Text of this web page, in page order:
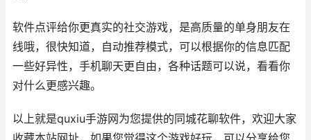
软件点评给你更真实的社交游戏，是高质量的单身朋友在
线哦，很快知道，自动推荐模式，可以根据你的信息匹配
一些好异性，手机聊天更自由，各种话题可以说，看看你
对什么更感兴趣。
以上就是quxiu手游网为您提供的同城花聊软件，欢迎大家